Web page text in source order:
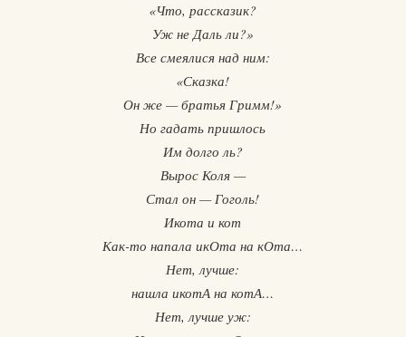
«Что, рассказик?
Уж не Даль ли?»
Все смеялися над ним:
«Сказка!
Он же — братья Гримм!»
Но гадать пришлось
Им долго ль?
Вырос Коля —
Стал он — Гоголь!
Икота и кот
Как-то напала икОта на кОта…
Нет, лучше:
нашла икотА на котА…
Нет, лучше уж: